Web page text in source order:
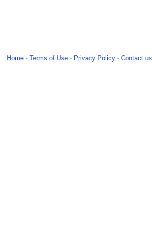
Home- Terms of Use- Privacy Policy- Contact us